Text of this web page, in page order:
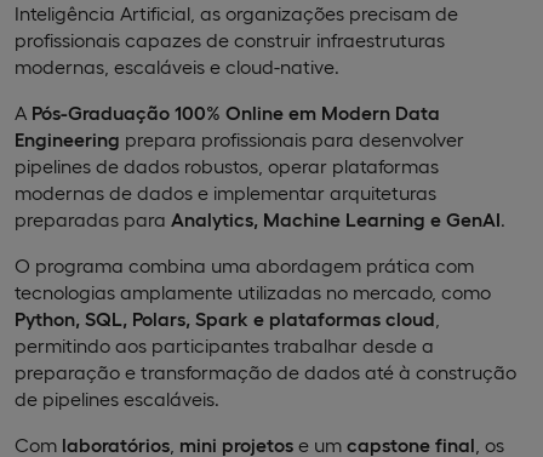
Inteligência Artificial, as organizações precisam de
profissionais capazes de construir infraestruturas
modernas, escaláveis e cloud-native.
A Pós-Graduação 100% Online em Modern Data
Engineering prepara profissionais para desenvolver
pipelines de dados robustos, operar plataformas
modernas de dados e implementar arquiteturas
preparadas para Analytics, Machine Learning e GenAI.
O programa combina uma abordagem prática com
tecnologias amplamente utilizadas no mercado, como
Python, SQL, Polars, Spark e plataformas cloud
permitindo aos participantes trabalhar desde a
preparação e transformação de dados até à construção
de pipelines escaláveis.
Com laboratórios mini projetos e um capstone final , os